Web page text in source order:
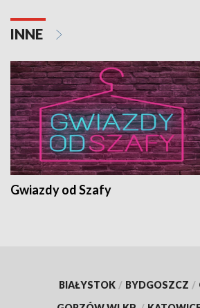
INNE
Gwiazdy od Szafy
BIAŁYSTOK / BYDGOSZCZ /